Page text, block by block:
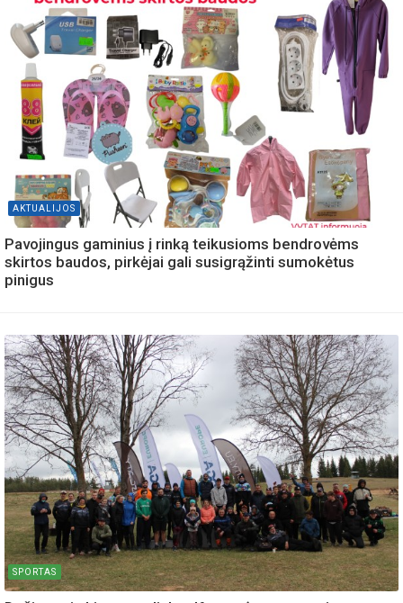
AKTUALIJOS
Pavojingus gaminius į rinką teikusioms bendrovėms
skirtos baudos, pirkėjai gali susigrąžinti sumokėtus
pinigus
SPORTAS